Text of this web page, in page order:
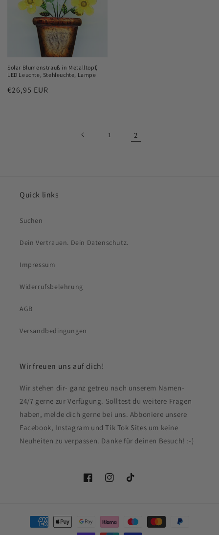
Solar Blumenstrauß in Metalltopf,
LED Leuchte, Stehleuchte, Lampe
Normaler
€26,95 EUR
1 2
Quick links
Suchen
Dein Vertrauen. Dein Datenschutz.
Impressum
Widerrufsbelehrung
AGB
Versandbedingungen
Wir freuen uns auf dich!
Wir stehen dir- ganz getreu nach unserem Namen-
24/7 gerne zur Verfügung. Solltest du weitere Fragen
haben, melde dich gerne bei uns. Abboniere unsere
Facebook, Instagram und Tik Tok Sites um keine
Neuheiten zu verpassen. Danke für deinen Besuch! :-)
FacebookInstagramTikTok
Zahlungsmethoden